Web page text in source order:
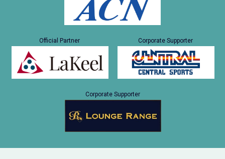
Official Partner Corporate Supporter
Corporate Supporter